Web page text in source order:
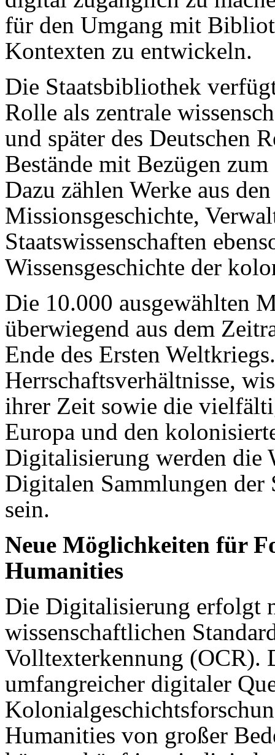
für den Umgang mit
Kontexten zu entwickeln.
Die Staatsbibliothek
Rolle als zentrale
und später des Deutschen
Bestände mit Bezügen
Dazu zählen Werke aus
Missionsgeschichte,
Staatswissenschaften
Wissensgeschichte der
Die 10.000 ausgewählten
überwiegend aus dem
Ende des Ersten
Herrschaftsverhältnisse,
ihrer Zeit sowie die
Europa und den
Digitalisierung werden die
Digitalen Sammlungen
sein.
Neue Möglichkeiten für
Humanities
Die Digitalisierung erfolgt
wissenschaftlichen
Volltexterkennung (OCR).
umfangreicher digitaler
Humanities von großer